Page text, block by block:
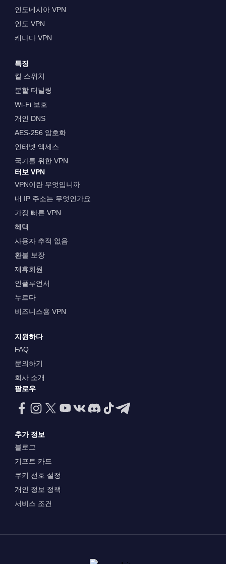
인도네시아 VPN
인도 VPN
캐나다 VPN
특징
킬 스위치
분할 터널링
Wi-Fi 보호
개인 DNS
AES-256 암호화
인터넷 액세스
국가를 위한 VPN
터보 VPN
VPN이란 무엇입니까
내 IP 주소는 무엇인가요
가장 빠른 VPN
혜택
사용자 추적 없음
환불 보장
제휴회원
인플루언서
누르다
비즈니스용 VPN
지원하다
FAQ
문의하기
회사 소개
팔로우
추가 정보
블로그
기프트 카드
쿠키 선호 설정
개인 정보 정책
서비스 조건